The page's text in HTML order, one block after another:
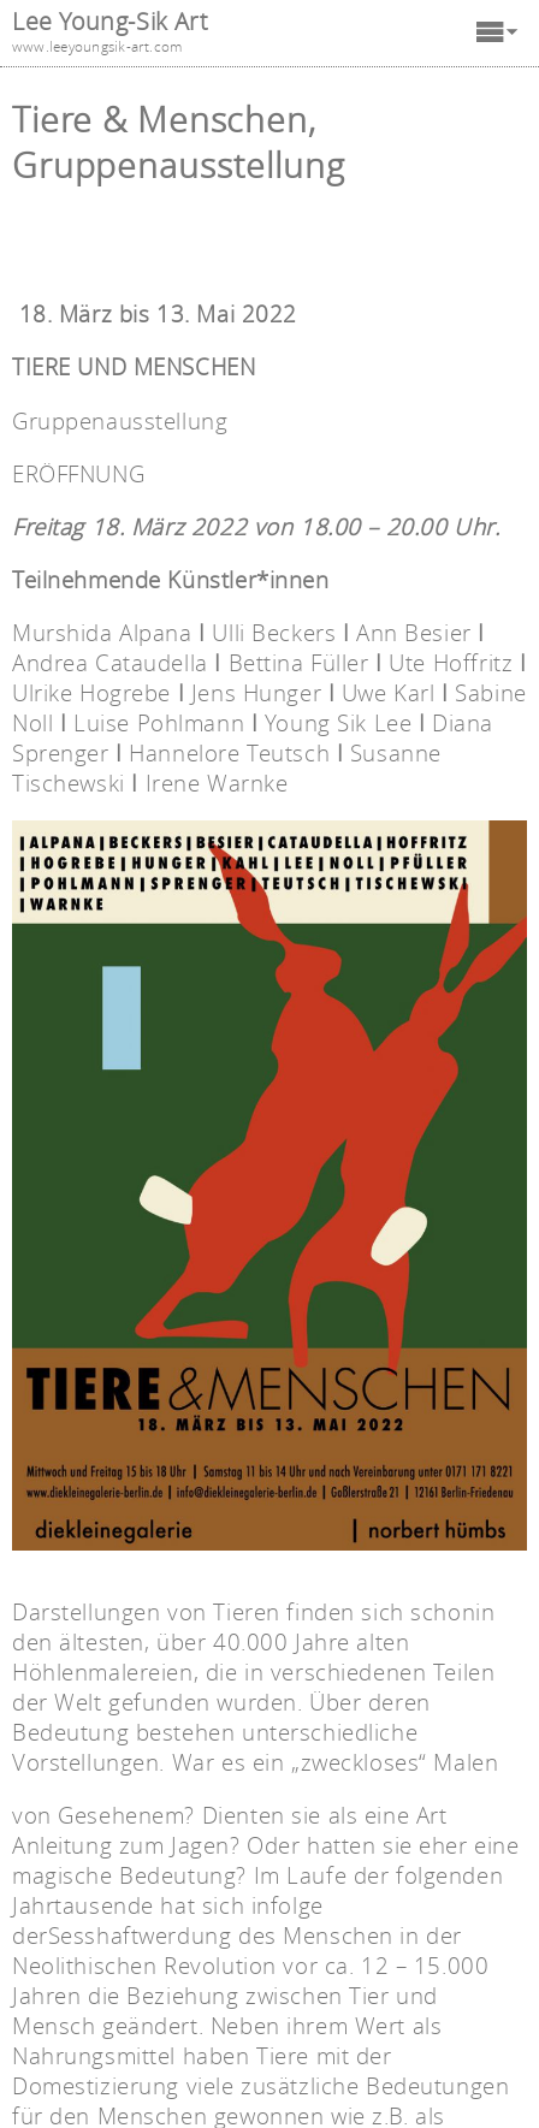
Lee Young-Sik Art
www.leeyoungsik-art.com
Tiere & Menschen,
Gruppenausstellung
18. März bis 13. Mai 2022
TIERE UND MENSCHEN
Gruppenausstellung
ERÖFFNUNG
Freitag 18. März 2022 von 18.00 – 20.00 Uhr.
Teilnehmende Künstler*innen
Murshida Alpana I Ulli Beckers I Ann Besier I
Andrea Cataudella I Bettina Füller I Ute Hoffritz I
Ulrike Hogrebe I Jens Hunger I Uwe Karl I Sabine
Noll I Luise Pohlmann I Young Sik Lee I Diana
Sprenger I Hannelore Teutsch I Susanne
Tischewski I Irene Warnke
Darstellungen von Tieren finden sich schonin
den ältesten, über 40.000 Jahre alten
Höhlenmalereien, die in verschiedenen Teilen
der Welt gefunden wurden. Über deren
Bedeutung bestehen unterschiedliche
Vorstellungen. War es ein „zweckloses“ Malen
von Gesehenem? Dienten sie als eine Art
Anleitung zum Jagen? Oder hatten sie eher eine
magische Bedeutung? Im Laufe der folgenden
Jahrtausende hat sich infolge
derSesshaftwerdung des Menschen in der
Neolithischen Revolution vor ca. 12 – 15.000
Jahren die Beziehung zwischen Tier und
Mensch geändert. Neben ihrem Wert als
Nahrungsmittel haben Tiere mit der
Domestizierung viele zusätzliche Bedeutungen
für den Menschen gewonnen wie z.B. als